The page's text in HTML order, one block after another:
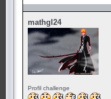
mathgl24
Profil challenge